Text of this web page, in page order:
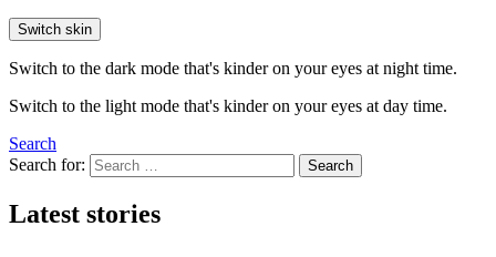
Switch skin
Switch to the dark mode that's kinder on your eyes at night time.
Switch to the light mode that's kinder on your eyes at day time.
Search
Search for:
Search
Latest stories